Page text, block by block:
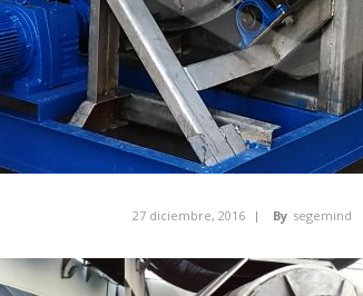
27 diciembre, 2016 By segemind